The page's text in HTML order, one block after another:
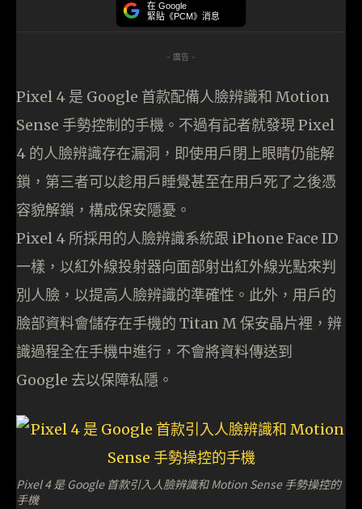
在 Google
緊貼《PCM》消息
- 廣告 -
Pixel 4 是 Google 首款配備人臉辨識和 Motion
Sense 手勢控制的手機。不過有記者就發現 Pixel
4 的人臉辨識存在漏洞，即使用戶閉上眼睛仍能解
鎖，第三者可以趁用戶睡覺甚至在用戶死了之後憑
容貌解鎖，構成保安隱憂。
Pixel 4 所採用的人臉辨識系統跟 iPhone Face ID
一樣，以紅外線投射器向面部射出紅外線光點來判
別人臉，以提高人臉辨識的準確性。此外，用戶的
臉部資料會儲存在手機的 Titan M 保安晶片裡，辨
識過程全在手機中進行，不會將資料傳送到
Google 去以保障私隱。
Pixel 4 是 Google 首款引入人臉辨識和 Motion Sense 手勢操控的
手機